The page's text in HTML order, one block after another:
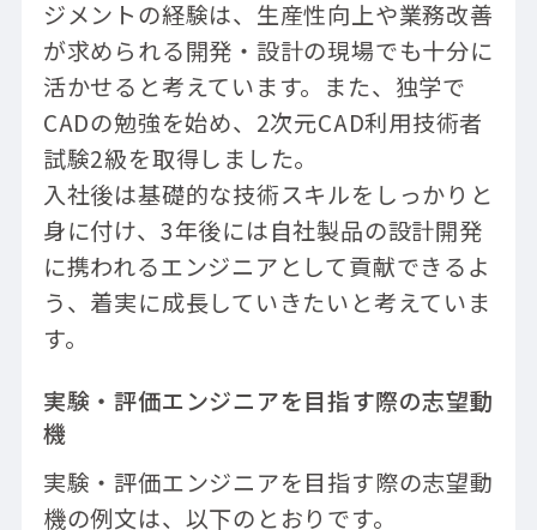
ジメントの経験は、生産性向上や業務改善
が求められる開発・設計の現場でも十分に
活かせると考えています。また、独学で
CADの勉強を始め、2次元CAD利用技術者
試験2級を取得しました。
入社後は基礎的な技術スキルをしっかりと
身に付け、3年後には自社製品の設計開発
に携われるエンジニアとして貢献できるよ
う、着実に成長していきたいと考えていま
す。
実験・評価エンジニアを目指す際の志望動
機
実験・評価エンジニアを目指す際の志望動
機の例文は、以下のとおりです。